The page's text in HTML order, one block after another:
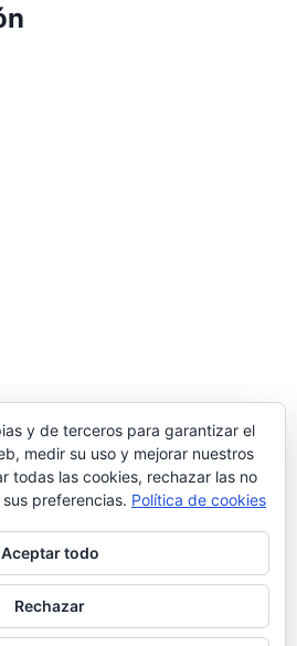
- Tema para WordPress
Kadence WP
y de terceros para garantizar el
medir su uso y mejorar nuestros
todas las cookies, rechazar las no
preferencias. Política de cookies
Aceptar todo
Rechazar